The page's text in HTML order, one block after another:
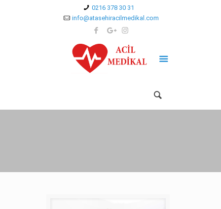
0216 378 30 31
info@atasehiracilmedikal.com